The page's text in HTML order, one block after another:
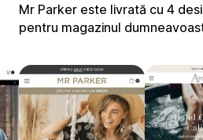
Mr Parker este livrată cu 4
pentru magazinul